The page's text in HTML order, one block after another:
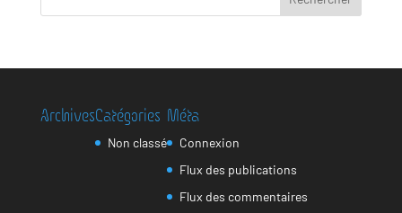
ArchivesCatégories
Non classé
Méta
Connexion
Flux des publications
Flux des commentaires